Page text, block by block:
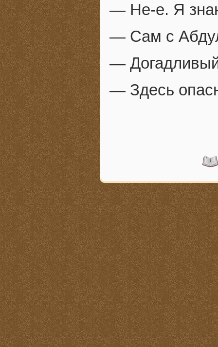
— Не-е. Я
— Сам с
—
— Здесь